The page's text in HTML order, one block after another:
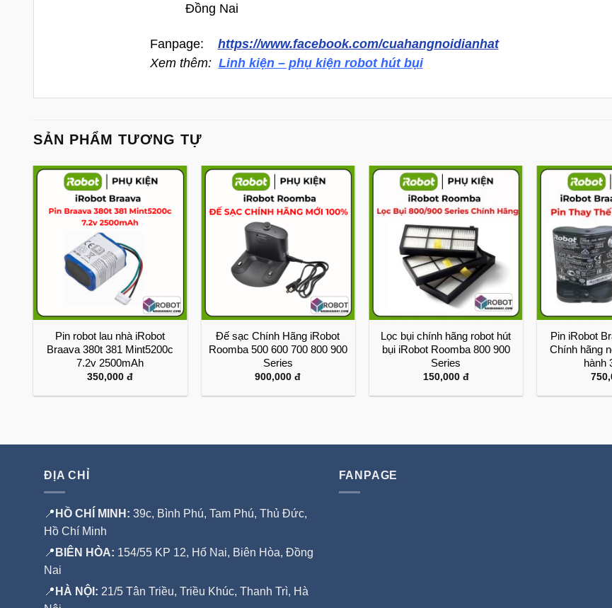
Đồng Nai
Fanpage: https://www.facebook.com/cuahangnoidianhat
Xem thêm: Linh kiện – phụ kiện robot hút bụi
SẢN PHẨM TƯƠNG TỰ
Pin robot lau nhà iRobot
Braava 380t 381 Mint5200c
7.2v 2500mAh
350,000đ
Đế sạc Chính Hãng iRobot
Roomba 500 600 700 800 900
Series
900,000đ
Lọc bụi chính hãng robot hút
bụi iRobot Roomba 800 900
Series
150,000 đ
Pin iRobot
Chính hãng
hành
ĐỊA CHỈ
📍 HỒ CHÍ MINH: 39c, Bình Phú, Tam Phú, Thủ Đức,
Hồ Chí Minh
📍 BIÊN HÒA: 154/55 KP 12, Hố Nai, Biên Hòa, Đồng
Nai
📍 HÀ NỘI: 21/5 Tân Triều, Triều Khúc, Thanh Trì, Hà
FANPAGE